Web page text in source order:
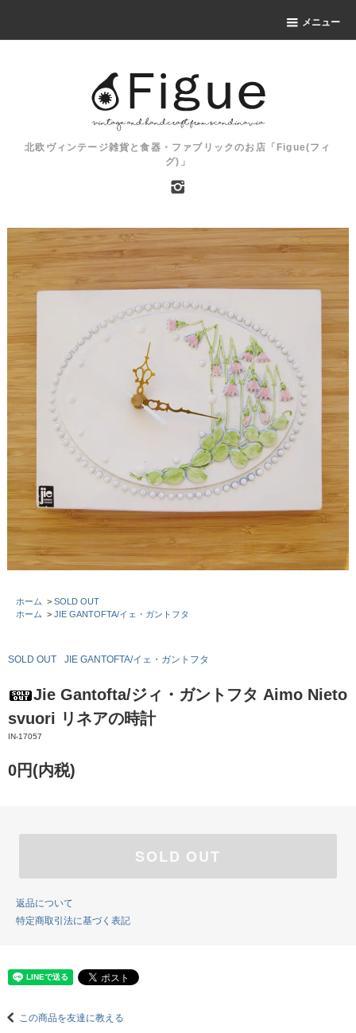
メニュー
北欧ヴィンテージ雑貨と食器・ファブリックのお店「Figue(フィ
グ)」
ホーム > SOLD OUT
ホーム > JIE GANTOFTA/イェ・ガントフタ
SOLD OUT JIE GANTOFTA/イェ・ガントフタ
Jie Gantofta/ジィ・ガントフタ Aimo Nieto
svuori リネアの時計
IN-17057
0円(内税)
SOLD OUT
返品について
特定商取引法に基づく表記
この商品を友達に教える